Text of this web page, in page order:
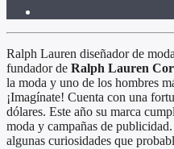
Ralph Lauren diseñador de
fundador de Ralph Lauren
la moda y uno de los hombres
¡Imagínate! Cuenta con una
dólares. Este año su marca
moda y campañas de
algunas curiosidades que